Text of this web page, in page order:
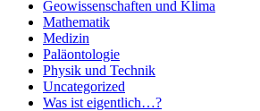
Geowissenschaften und Klima
Mathematik
Medizin
Paläontologie
Physik und Technik
Uncategorized
Was ist eigentlich…?